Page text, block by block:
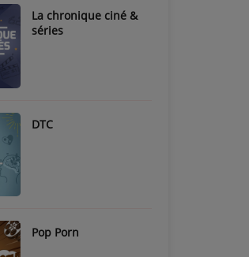
La chronique ciné &
séries
DTC
Pop Porn